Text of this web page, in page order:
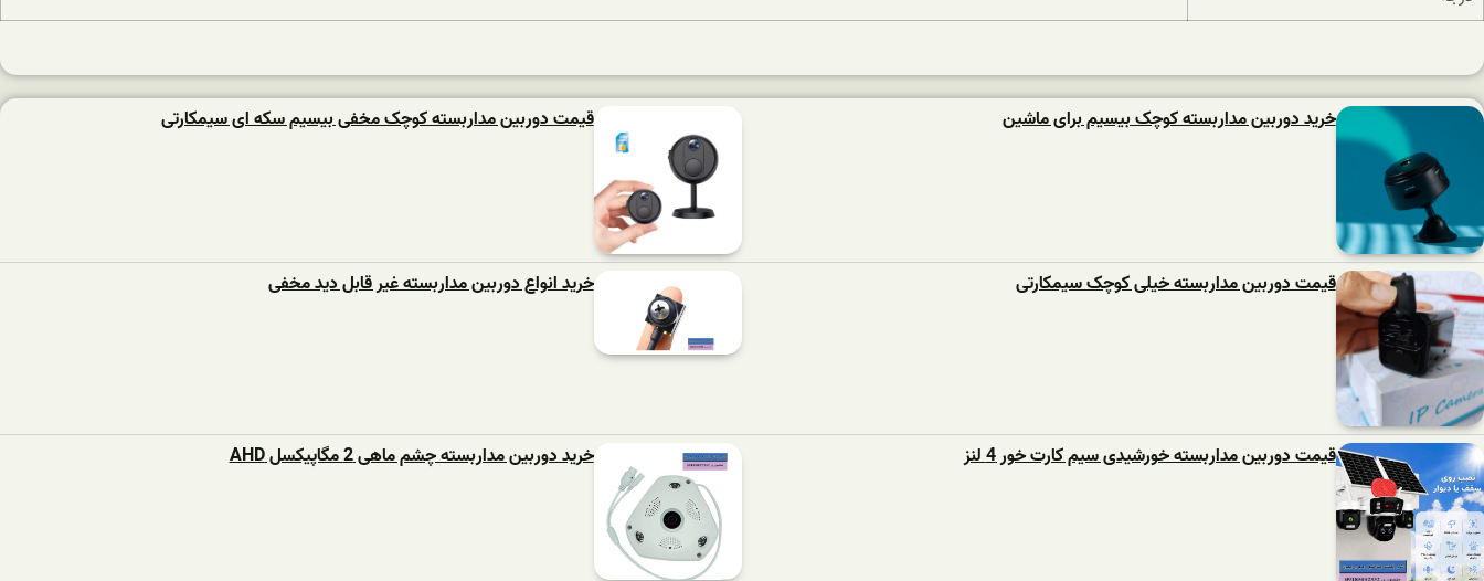
خرید دوربین مداربسته کوچک بیسیم برای ماشین قیمت دوربین مداربسته کوچک مخفی بیسیم سکه ای سیمکارتی
قیمت دوربین مداربسته خیلی کوچک سیمکارتی خرید انواع دوربین مداربسته غیر قابل دید مخفی
قیمت دوربین مداربسته خورشیدی سیم کارت خور 4 لنز خرید دوربین مداربسته چشم ماهی 2 مگاپیکسل AHD